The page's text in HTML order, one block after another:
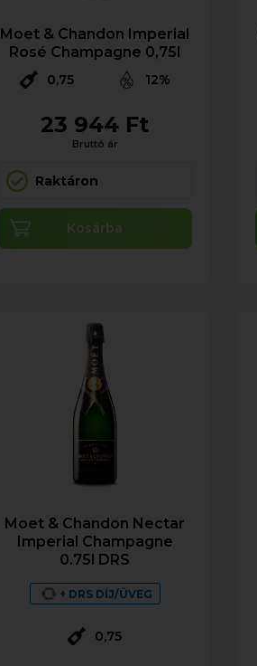
Moet & Chandon Imperial
Rosé Champagne 0,75l
0,75 12%
23 944 Ft
Bruttó ár
Raktáron
Kosárba
Moet & Chandon Nectar
Imperial Champagne
0.75l DRS
+ DRS DÍJ/ÜVEG
0,75